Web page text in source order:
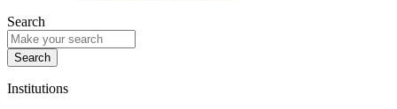
Search
Institutions